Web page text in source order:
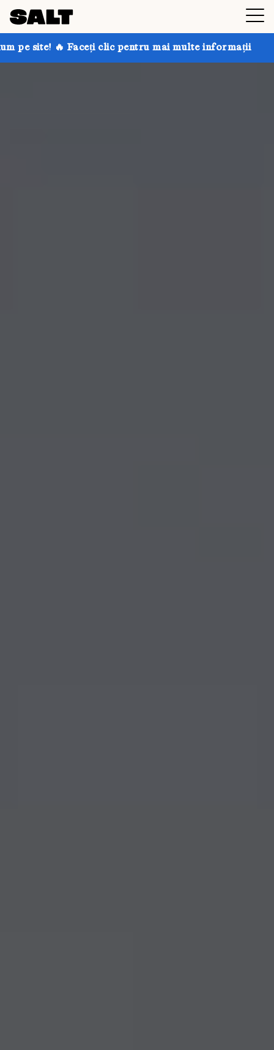
clic pentru mai multe informații Obțineți până